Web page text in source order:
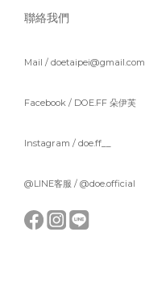
聯絡我們
Mail / doetaipei@gmail.com
Facebook / DOE.FF 朵伊芙
Instagram / doe.ff__
@LINE客服 / @doe.official